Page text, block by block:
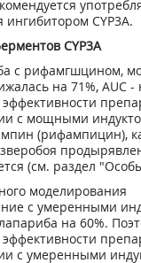
ингибитором CYP3A.
CYP3A
с рифамгшцином,
на 71%, AUC -
с мощными
(рифампицин),
(см. раздел
моделирования
с умеренными
на 60%.
с умеренными